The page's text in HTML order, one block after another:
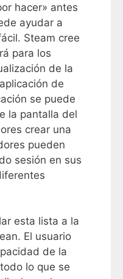
hacer» antes
ayudar a
Steam cree
para los
de la
de
se puede
la pantalla del
crear una
pueden
sesión en sus
esta lista a la
El usuario
de la
lo que se